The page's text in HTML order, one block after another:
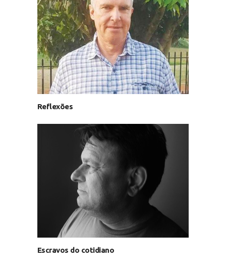
Reflexões
Escravos do cotidiano